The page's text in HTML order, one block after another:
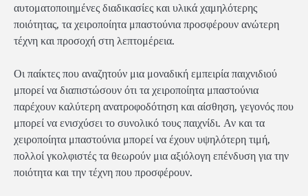
αυτοματοποιημένες διαδικασίες και υλικά χαμηλότερης
ποιότητας, τα χειροποίητα μπαστούνια προσφέρουν ανώτερη
τέχνη και προσοχή στη λεπτομέρεια.
Οι παίκτες που αναζητούν μια μοναδική εμπειρία παιχνιδιού
μπορεί να διαπιστώσουν ότι τα χειροποίητα μπαστούνια
παρέχουν καλύτερη ανατροφοδότηση και αίσθηση, γεγονός που
μπορεί να ενισχύσει το συνολικό τους παιχνίδι. Αν και τα
χειροποίητα μπαστούνια μπορεί να έχουν υψηλότερη τιμή,
πολλοί γκολφιστές τα θεωρούν μια αξιόλογη επένδυση για την
ποιότητα και την τέχνη που προσφέρουν.